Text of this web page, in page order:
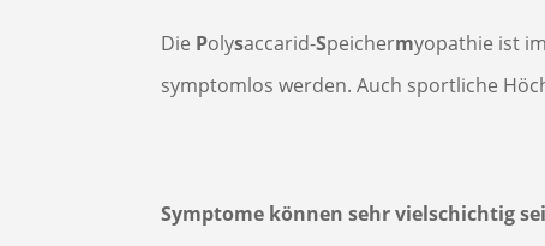
Die Polysaccarid-Speichermyopathie ist
symptomlos werden. Auch sportliche
Symptome können sehr vielschichtig